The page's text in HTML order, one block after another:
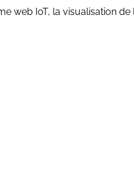
web IoT, la visualisation